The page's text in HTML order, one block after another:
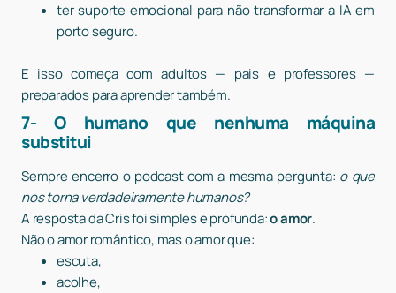
ter suporte emocional para não transformar a IA em
porto seguro.
E isso começa com adultos — pais e professores —
preparados para aprender também.
7- O humano que nenhuma máquina
substitui
Sempre encerro o podcast com a mesma pergunta: o que
nos torna verdadeiramente humanos?
A resposta da Cris foi simples e profunda:o amor.
Não o amor romântico, mas o amor que:
escuta,
acolhe,